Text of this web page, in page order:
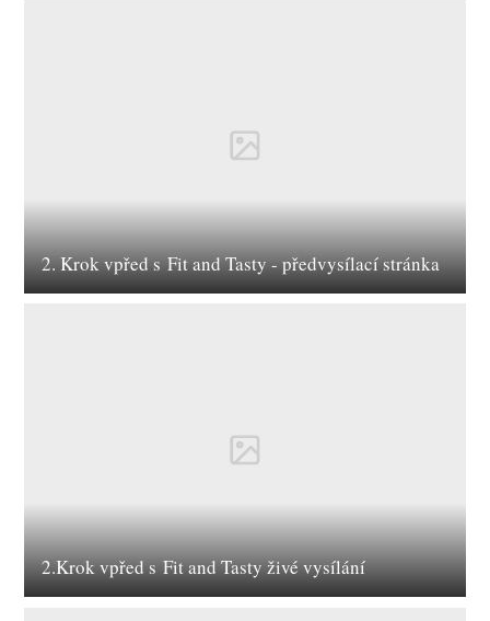
2. Krok vpřed s Fit and Tasty - předvysílací stránka
2.Krok vpřed s Fit and Tasty živé vysílání